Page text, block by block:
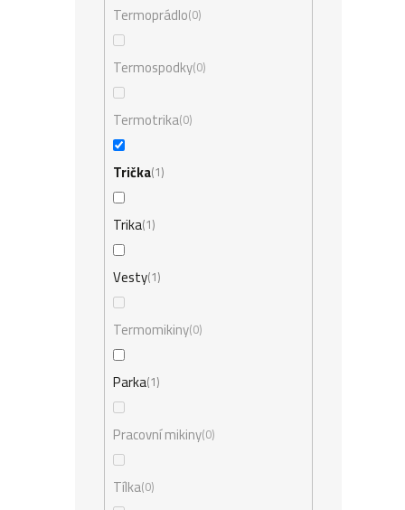
Termoprádlo 0
Termospodky 0
Termotrika 0
Trička 1
Trika 1
Vesty 1
Termomikiny 0
Parka 1
Pracovní mikiny 0
Tílka 0